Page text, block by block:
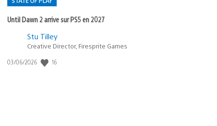
Until Dawn 2 arrive sur PS5 en 2027
Postée
:
Stu Tilley
Creative Director, Firesprite Games
Date
03/06/2026 16